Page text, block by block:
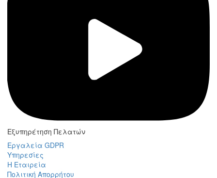
Εξυπηρέτηση Πελατών
Εργαλεία GDPR
Υπηρεσίες
Η Εταιρεία
Πολιτική Απορρήτου